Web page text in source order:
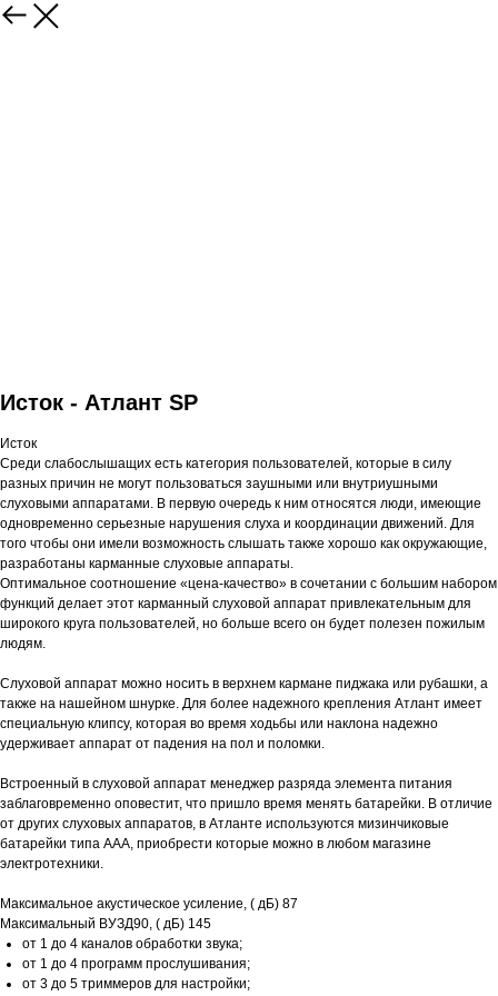
Исток - Атлант SР
Исток
Среди слабослышащих есть категория пользователей, которые в силу
разных причин не могут пользоваться заушными или внутриушными
слуховыми аппаратами. В первую очередь к ним относятся люди, имеющие
одновременно серьезные нарушения слуха и координации движений. Для
того чтобы они имели возможность слышать также хорошо как окружающие,
разработаны карманные слуховые аппараты.
Оптимальное соотношение «цена-качество» в сочетании с большим набором
функций делает этот карманный слуховой аппарат привлекательным для
широкого круга пользователей, но больше всего он будет полезен пожилым
людям.
Слуховой аппарат можно носить в верхнем кармане пиджака или рубашки, а
также на нашейном шнурке. Для более надежного крепления Атлант имеет
специальную клипсу, которая во время ходьбы или наклона надежно
удерживает аппарат от падения на пол и поломки.
Встроенный в слуховой аппарат менеджер разряда элемента питания
заблаговременно оповестит, что пришло время менять батарейки. В отличие
от других слуховых аппаратов, в Атланте используются мизинчиковые
батарейки типа ААА, приобрести которые можно в любом магазине
электротехники.
Максимальное акустическое усиление, ( дБ) 87
Максимальный ВУЗД90, ( дБ) 145
от 1 до 4 каналов обработки звука;
от 1 до 4 программ прослушивания;
от 3 до 5 триммеров для настройки;